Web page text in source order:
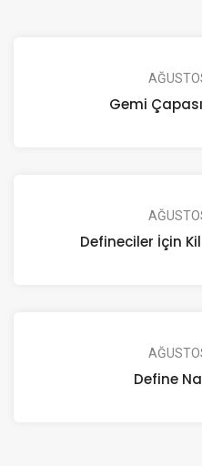
Gemi
Defineciler İçin
Define